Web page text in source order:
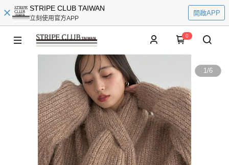
STRIPE CLUB TAIWAN
立刻使用官方APP
開啟APP
0
1/6